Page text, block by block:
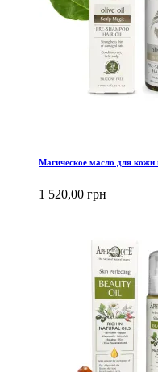
Магическое масло для
1 520,00 грн